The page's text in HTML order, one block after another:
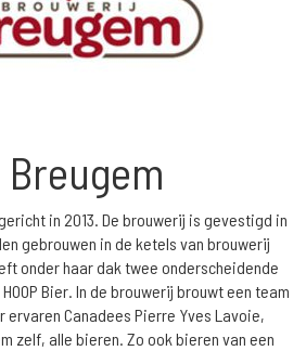
in 2013. De brouwerij is gevestigd in
gebrouwen in de ketels van brouwerij
onder haar dak twee onderscheidende
Bier. In de brouwerij brouwt een team
ervaren Canadees Pierre Yves Lavoie,
zelf, alle bieren. Zo ook bieren van een